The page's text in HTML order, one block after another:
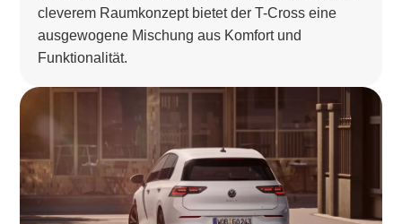
cleverem Raumkonzept bietet der T-Cross eine
ausgewogene Mischung aus Komfort und
Funktionalität.